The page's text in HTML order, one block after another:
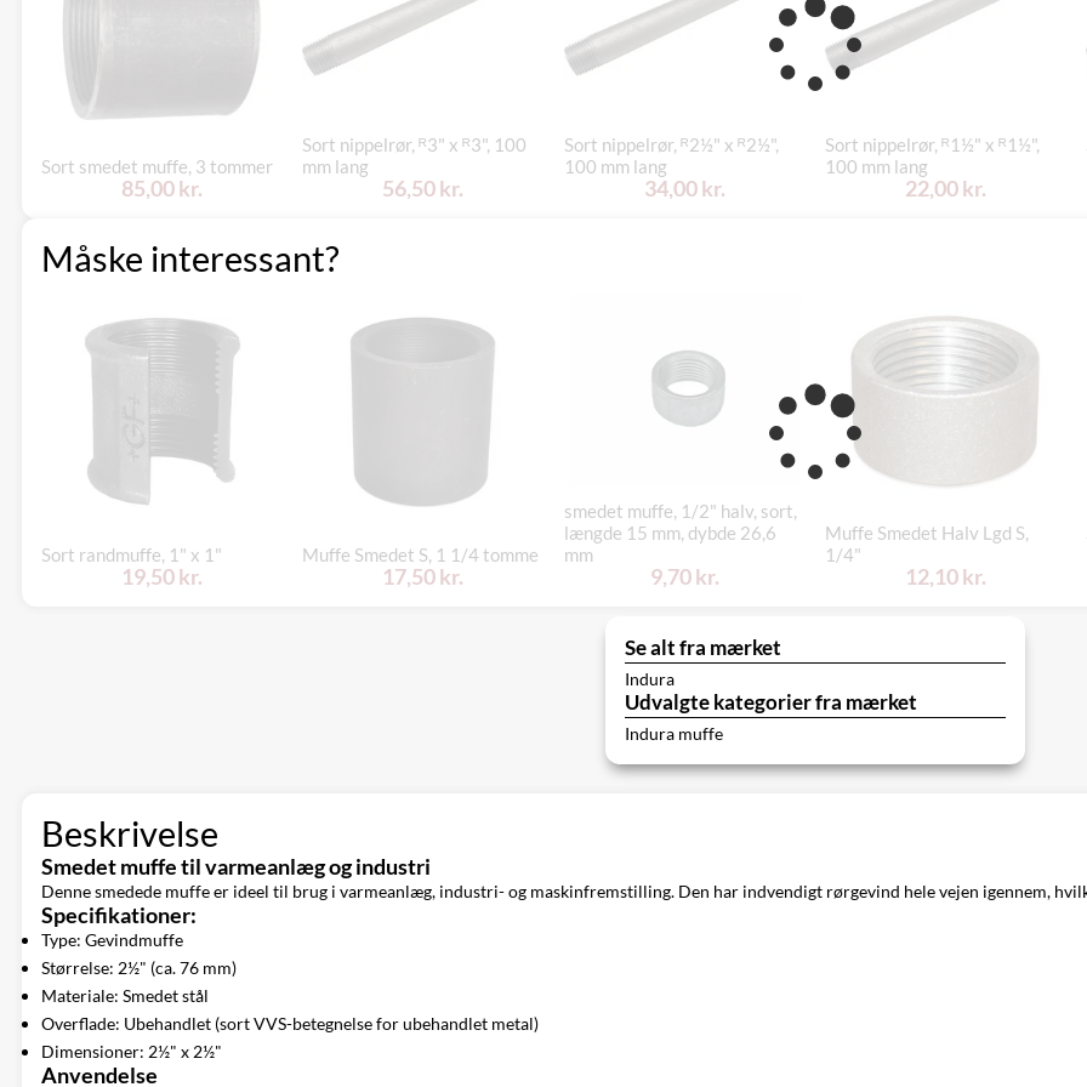
Sort smedet muffe, 3 tommer
85,00 kr.
Sort nippelrør, ᴿ3" x ᴿ3", 100
mm lang
56,50 kr.
Sort nippelrør, ᴿ2½" x ᴿ2½",
100 mm lang
34,00 kr.
Sort nippelrør, ᴿ1½" x ᴿ1½",
100 mm lang
22,00 kr.
Måske interessant?
Sort randmuffe, 1" x 1"
19,50 kr.
Muffe Smedet S, 1 1/4 tomme
17,50 kr.
smedet muffe, 1/2" halv, sort,
længde 15 mm, dybde 26,6
mm
9,70 kr.
Muffe Smedet Halv Lgd S,
1/4"
12,10 kr.
Se alt fra mærket
Indura
Udvalgte kategorier fra mærket
Indura muffe
Beskrivelse
Smedet muffe til varmeanlæg og industri
Denne smedede muffe er ideel til brug i varmeanlæg, industri- og maskinfremstilling. Den har indvendigt rørgevind hele vejen igennem,
Specifikationer:
Type: Gevindmuffe
Størrelse: 2½" (ca. 76 mm)
Materiale: Smedet stål
Overflade: Ubehandlet (sort VVS-betegnelse for ubehandlet metal)
Dimensioner: 2½" x 2½"
Anvendelse